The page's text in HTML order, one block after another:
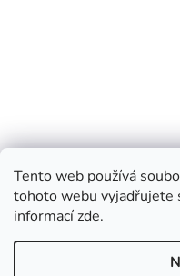
Tento web používá
tohoto webu vyjadřujete
informacízde.